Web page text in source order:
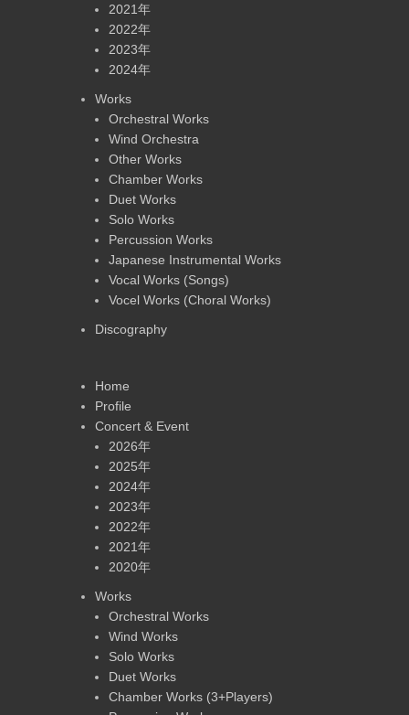
2021年
2022年
2023年
2024年
Works
Orchestral Works
Wind Orchestra
Other Works
Chamber Works
Duet Works
Solo Works
Percussion Works
Japanese Instrumental Works
Vocal Works (Songs)
Vocel Works (Choral Works)
Discography
Home
Profile
Concert & Event
2026年
2025年
2024年
2023年
2022年
2021年
2020年
Works
Orchestral Works
Wind Works
Solo Works
Duet Works
Chamber Works (3+Players)